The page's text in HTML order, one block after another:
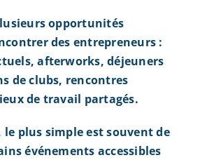
opportunités
des entrepreneurs :
afterworks, déjeuners
de clubs, rencontres
de travail partagés.
le plus simple est souvent de
événements accessibles